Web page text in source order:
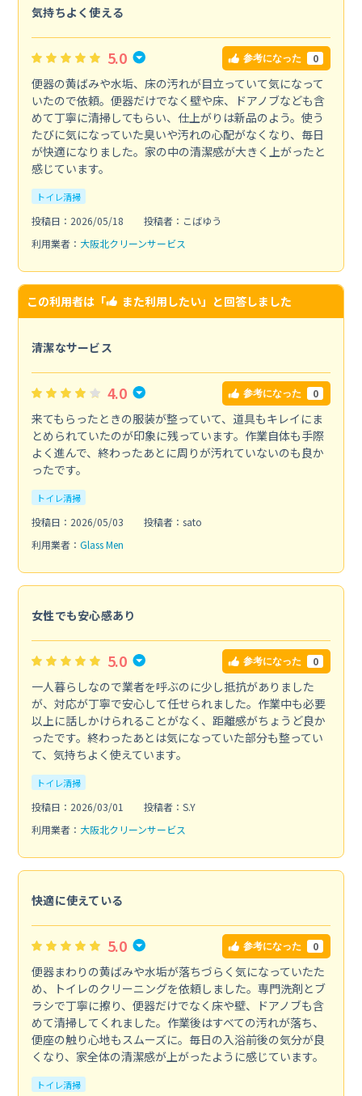
気持ちよく使える
5.0 参考になった 0
便器の黄ばみや水垢、床の汚れが目立っていて気になって
いたので依頼。便器だけでなく壁や床、ドアノブなども含
めて丁寧に清掃してもらい、仕上がりは新品のよう。使う
たびに気になっていた臭いや汚れの心配がなくなり、毎日
が快適になりました。家の中の清潔感が大きく上がったと
感じています。
トイレ清掃
投稿日：2026/05/18
投稿者：こばゆう
利用業者： 大阪北クリーンサービス
この利用者は「 また利用したい」と回答しました
清潔なサービス
4.0 参考になった 0
来てもらったときの服装が整っていて、道具もキレイにま
とめられていたのが印象に残っています。作業自体も手際
よく進んで、終わったあとに周りが汚れていないのも良か
ったです。
トイレ清掃
投稿日：2026/05/03
投稿者：sato
利用業者： Glass Men
女性でも安心感あり
5.0 参考になった 0
一人暮らしなので業者を呼ぶのに少し抵抗がありました
が、対応が丁寧で安心して任せられました。作業中も必要
以上に話しかけられることがなく、距離感がちょうど良か
ったです。終わったあとは気になっていた部分も整ってい
て、気持ちよく使えています。
トイレ清掃
投稿日：2026/03/01
投稿者：S.Y
利用業者： 大阪北クリーンサービス
快適に使えている
5.0 参考になった 0
便器まわりの黄ばみや水垢が落ちづらく気になっていたた
め、トイレのクリーニングを依頼しました。専門洗剤とブ
ラシで丁寧に擦り、便器だけでなく床や壁、ドアノブも含
めて清掃してくれました。作業後はすべての汚れが落ち、
便座の触り心地もスムーズに。毎日の入浴前後の気分が良
くなり、家全体の清潔感が上がったように感じています。
トイレ清掃